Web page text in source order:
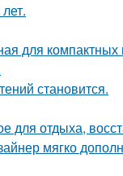
для компактных
становится.
для отдыха,
мягко